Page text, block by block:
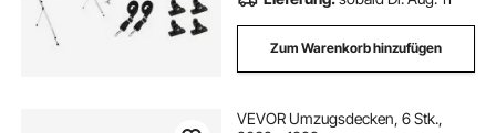
Zum Warenkorb hinzufügen
VEVOR Umzugsdecken, 6 Stk.,